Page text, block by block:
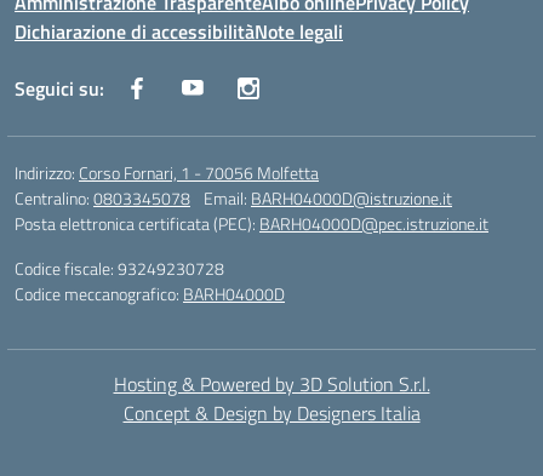
Dichiarazione di accessibilitàNote legali
Seguici su:
Indirizzo: Corso Fornari, 1 - 70056 Molfetta
Centralino:0803345078 Email: BARH04000D@istruzione.it
Posta elettronica certificata (PEC): BARH04000D@pec.istruzione.it
Codice fiscale: 93249230728
Codice meccanografico: BARH04000D
Hosting & Powered by 3D Solution S.r.l.
Concept & Design by Designers Italia